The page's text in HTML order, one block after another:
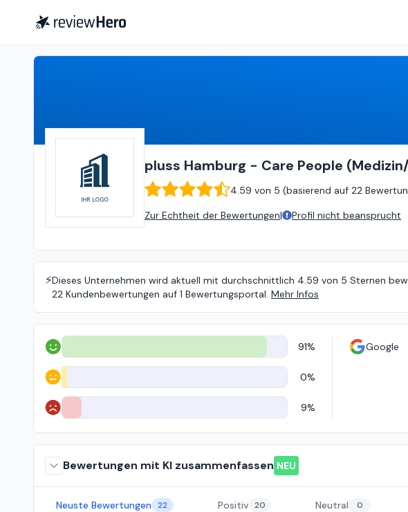
pluss Hamburg - Care People
4.59 von 5 (basierend auf 22
Zur Echtheit der Bewertungen| Profil nicht beansprucht
⚡️Dieses Unternehmen wird aktuell mit durchschnittlich 4.59 von 5 Sternen
22 Kundenbewertungen auf 1 Bewertungsportal. Mehr Infos
Positiv 91%
Neutral 0%
Negativ 9%
Google
Bewertungen mit KI zusammenfassen NEU
Neuste Bewertungen 22 Positiv 20 Neutral 0